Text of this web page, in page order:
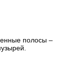
полосы –